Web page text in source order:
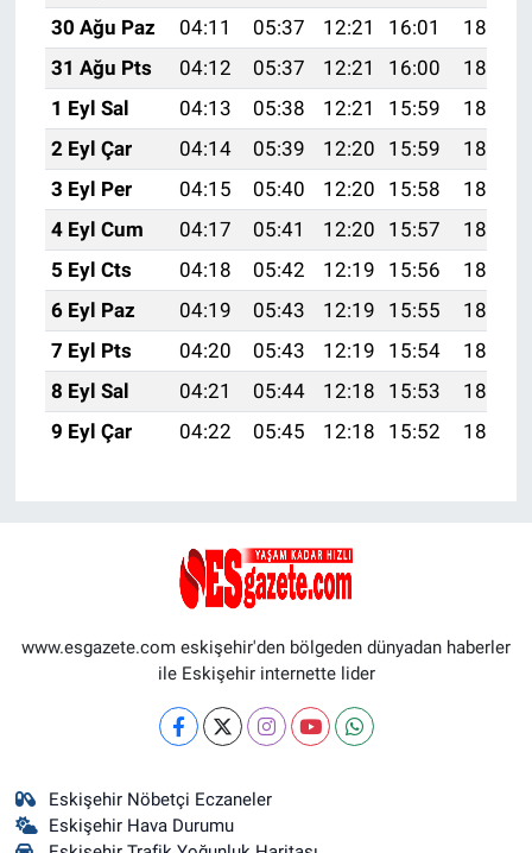
30 Ağu Paz
04:11 05:37 12:21 16:01
18:56
31 Ağu Pts
04:12 05:37 12:21 16:00
18:55
1 Eyl Sal
04:13 05:38 12:21 15:59
18:53
2 Eyl Çar
04:14 05:39 12:20 15:59
18:52
3 Eyl Per
04:15 05:40 12:20 15:58
18:50
4 Eyl Cum
04:17 05:41 12:20 15:57
18:49
5 Eyl Cts
04:18 05:42 12:19 15:56
18:47
6 Eyl Paz
04:19 05:43 12:19 15:55
18:46
7 Eyl Pts
04:20 05:43 12:19 15:54
18:44
8 Eyl Sal
04:21 05:44 12:18 15:53
18:43
9 Eyl Çar
04:22 05:45 12:18 15:52 18:41
www.esgazete.com eskişehir'den bölgeden dünyadan haberler
ile Eskişehir internette lider
Eskişehir Nöbetçi Eczaneler
Eskişehir Hava Durumu